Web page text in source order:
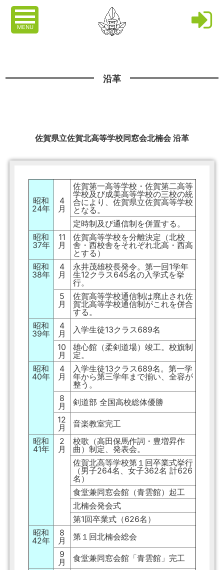
MENU
沿革
佐賀県立佐賀北高等学校同窓会北楠会 沿革
昭和
24年
4
月
佐賀第一高等学校・佐賀第二高等
学校及び成美高等学校の三校の統
合により、佐賀県立佐賀高等学校
となる。
定時制及び通信制を併置する。
昭和
37年
11
月
佐賀高等学校を分離決定（北校
舎・西校舎をそれぞれ北高・西高
とする）
昭和
38年
4
月
永井茂雄校長発令。第一回1学年
生12クラス645名の入学式を挙
行。
5
月
佐賀高等学校通信制は廃止され佐
賀北高等学校通信制がこれを併合
する。
昭和
39年
4
月
入学生徒13クラス689名
10
月
雄心館（柔剣道場）竣工。校旗制
定。
昭和
40年
4
月
入学生徒13クラス689名。第一学
年から第三学年まで揃い、全容が
整う。
8
月
剣道部 全国高校総体優勝
12
月
音楽教室完工
昭和
41年
2
月
校歌（高田保馬作詞・豊増昇作
曲）制定、発表会。
佐賀北高等学校第１回卒業式挙行
（男子264名、女子362名 計626
名）
食堂兼同窓会館（青雲館）起工
北楠会発会式
第1回卒業式（626名）
昭和
42年
8
月
第１回北楠会総会
9
月
食堂兼同窓会館「青雲館」完工